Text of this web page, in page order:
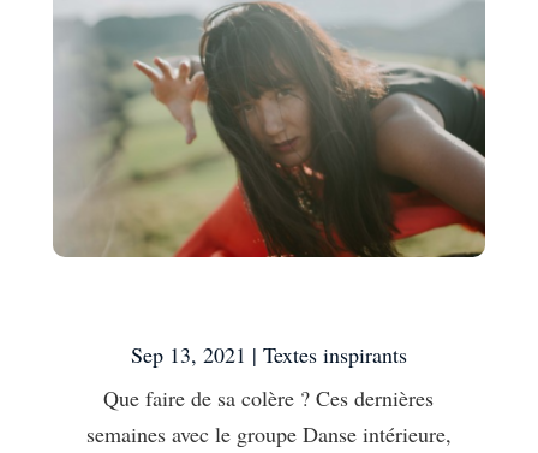
Sep 13, 2021 | Textes inspirants
Que faire de sa colère ? Ces dernières
semaines avec le groupe Danse intérieure,